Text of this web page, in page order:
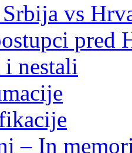
vs
pred
nestali
– In